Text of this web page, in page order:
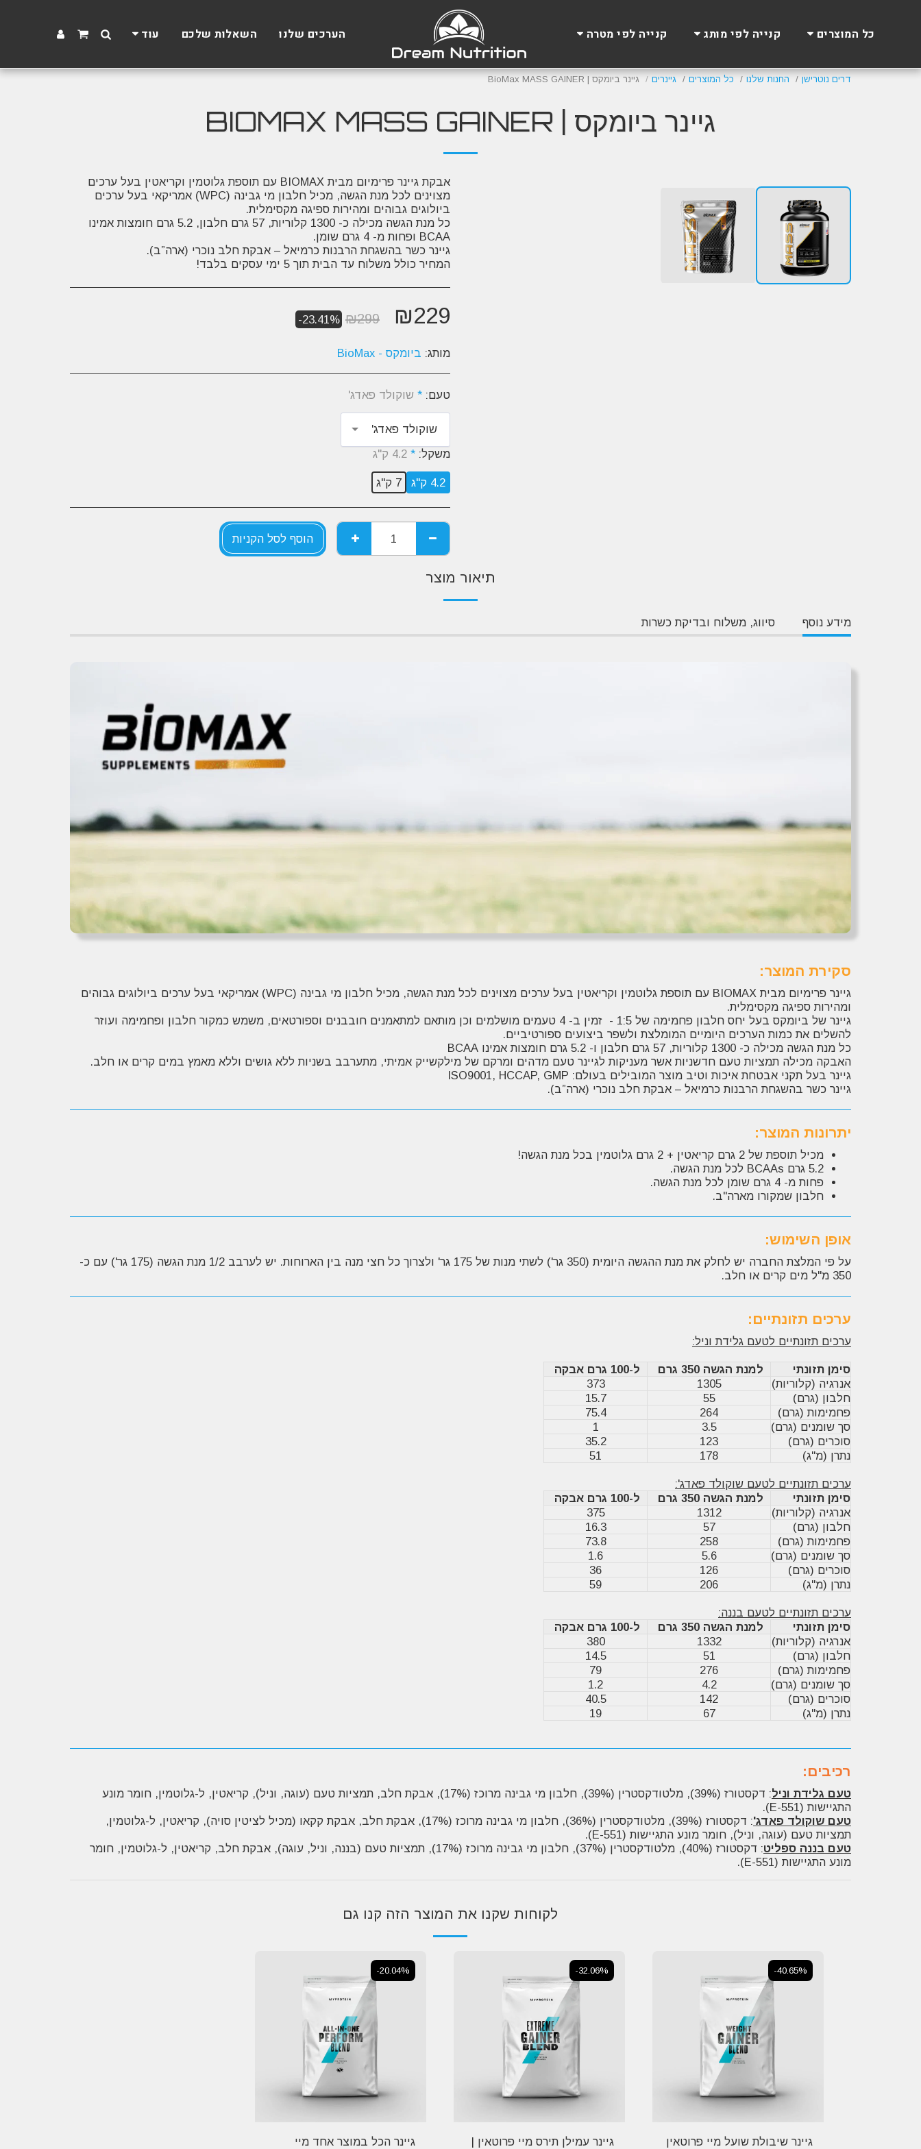
כל המוצרים קנייה לפי מותג קנייה לפי מטרה הערכים שלנו השאלות שלכם עוד
דרים נוטרישן החנות שלנו כל המוצרים גיינרים גיינר ביומקס | BioMax MASS GAINER
גיינר ביומקס | BIOMAX MASS GAINER
אבקת גיינר פרימיום מבית BIOMAX עם תוספת גלוטמין וקריאטין בעל ערכים
מצוינים לכל מנת הגשה, מכיל חלבון מי גבינה (WPC) אמריקאי בעל ערכים
כל מנת הגשה מכילה כ- 1300 קלוריות, 57 גרם חלבון, 5.2 גרם חומצות אמינו
המחיר כולל משלוח עד הבית תוך 5 ימי עסקים בלבד!
₪229
₪299
-23.41%
מותג: ביומקס - BioMax
טעם: * שוקולד פאדג'
שוקולד פאדג'
משקל: * 4.2 ק"ג
4.2 ק"ג 7 ק"ג
הוסף לסל הקניות
תיאור מוצר
מידע נוסף סיווג, משלוח ובדיקת כשרות
סקירת המוצר:
גיינר פרימיום מבית BIOMAX עם תוספת גלוטמין וקריאטין
בעל ערכים מצוינים לכל מנת הגשה, מכיל חלבון מי גבינה (WPC) אמריקאי בעל ערכים ביולוגים גבוהים
ומהירות ספיגה מקסימלית.
גיינר של ביומקס בעל יחס חלבון פחמימה של 1:5 - זמין ב- 4 טעמים מושלמים וכן מותאם למתאמנים חובבנים וספורטאים, משמש כמקור חלבון ופחמימה ועוזר
להשלים את כמות הערכים היומיים המומלצת ולשפר ביצועים ספורטיביים.
כל מנת הגשה מכילה כ- 1300 קלוריות, 57 גרם חלבון ו- 5.2 גרם חומצות אמינו BCAA
האבקה מכילה תמציות טעם חדשניות אשר מעניקות לגיינר טעם מדהים ומרקם של מילקשייק אמיתי, מתערבב בשניות ללא גושים וללא מאמץ במים קרים או חלב.
גיינר בעל תקני אבטחת איכות וטיב מוצר המובילים בעולם: ISO9001, HCCAP, GMP
גיינר כשר בהשגחת הרבנות כרמיאל – אבקת חלב נוכרי (ארה”ב).
יתרונות המוצר:
מכיל תוספת של 2 גרם קריאטין + 2 גרם גלוטמין בכל מנת הגשה!
5.2 גרם BCAAs לכל מנת הגשה.
פחות מ- 4 גרם שומן לכל מנת הגשה.
חלבון שמקורו מארה"ב.
אופן השימוש:
על פי המלצת החברה יש לחלק את מנת ההגשה היומית (350 גר') לשתי מנות של 175 גר' ולצרוך כל חצי מנה בין הארוחות. יש לערבב 1/2 מנת הגשה (175 גר') עם כ-
350 מ"ל מים קרים או חלב.
ערכים תזונתיים:
ערכים תזונתיים לטעם גלידת וניל:
סימן תזונתי למנת הגשה 350 גרם
ל-100 גרם אבקה
אנרגיה (קלוריות)
1305
373
חלבון (גרם)
55
15.7
פחמימות (גרם)
264
75.4
סך שומנים (גרם)
3.5
1
סוכרים (גרם)
123
35.2
נתרן (מ"ג)
178
51
ערכים תזונתיים לטעם שוקולד פאדג':
סימן תזונתי
למנת הגשה 350 גרם
ל-100 גרם אבקה
אנרגיה (קלוריות)
1312
375
חלבון (גרם)
57
16.3
פחמימות (גרם)
258
73.8
סך שומנים (גרם)
5.6
1.6
סוכרים (גרם)
126
36
נתרן (מ"ג)
206
59
ערכים תזונתיים לטעם בננה:
סימן תזונתי
למנת הגשה 350 גרם
ל-100 גרם אבקה
אנרגיה (קלוריות)
1332
380
חלבון (גרם)
51
14.5
פחמימות (גרם)
276
79
סך שומנים (גרם)
4.2
1.2
סוכרים (גרם)
142
40.5
נתרן (מ"ג)
67
19
רכיבים:
טעם גלידת וניל
: דקסטורז (39%), מלטודקסטרין (39%), חלבון מי גבינה מרוכז (17%), אבקת חלב, תמציות טעם (עוגה, וניל), קריאטין, ל-גלוטמין, חומר מונע
התגיישות (E-551).
טעם שוקולד פאדג'
: דקסטורז (39%), מלטודקסטרין (36%), חלבון מי גבינה מרוכז (17%), אבקת חלב, אבקת קקאו (מכיל לציטין סויה), קריאטין, ל-גלוטמין,
תמציות טעם (עוגה, וניל), חומר מונע התגיישות (E-551).
טעם בננה ספליט
: דקסטורז (40%), מלטודקסטרין (37%), חלבון מי גבינה מרוכז (17%), תמציות טעם (בננה, וניל, עוגה), אבקת חלב, קריאטין, ל-גלוטמין, חומר
מונע התגיישות (E-551).
לקוחות שקנו את המוצר הזה קנו גם
-40.65%
גיינר שיבולת שועל מיי פרוטאין
-32.06%
גיינר עמילן תירס מיי פרוטאין |
-20.04%
גיינר הכל במוצר אחד מיי